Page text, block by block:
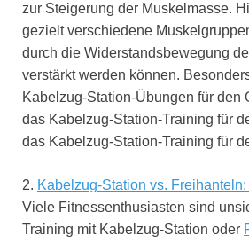
zur Steigerung der Muskelmasse.
gezielt verschiedene
durch die Widerstandsbewegung
verstärkt werden können.
Kabelzug-Station-Übungen für den
das Kabelzug-Station-Training für
das Kabelzug-Station-Training für
2. Kabelzug-Station vs.
Viele Fitnessenthusiasten sind
Training mit Kabelzug-Station oder